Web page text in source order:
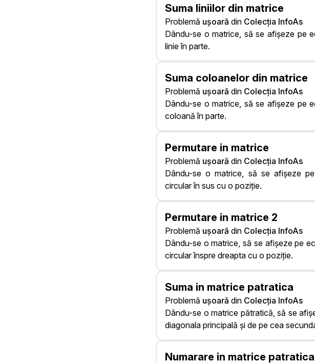
Suma liniilor din matrice
Problemă ușoară din Colecția InfoAs
Dându-se o matrice, să se afișeze pe
linie în parte.
Suma coloanelor din matrice
Problemă ușoară din Colecția InfoAs
Dându-se o matrice, să se afișeze pe
coloană în parte.
Permutare in matrice
Problemă ușoară din Colecția InfoAs
Dându-se o matrice, să se afișeze
circular în sus cu o poziție.
Permutare in matrice 2
Problemă ușoară din Colecția InfoAs
Dându-se o matrice, să se afișeze pe
circular înspre dreapta cu o poziție.
Suma in matrice patratica
Problemă ușoară din Colecția InfoAs
Dându-se o matrice pătratică, să se
diagonala principală și de pe cea
Numarare in matrice patratica